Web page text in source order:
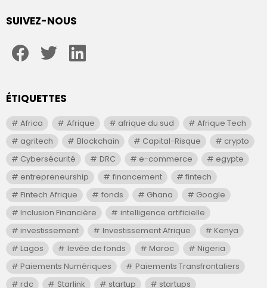
SUIVEZ-NOUS
ÉTIQUETTES
Africa Afrique afrique du sud
Afrique Tech
agritech
Blockchain Capital-Risque
crypto
Cybersécurité
DRC e-commerce
egypte
entrepreneurship
financement
fintech
Fintech Afrique
fonds Ghana
Google
Inclusion Financière
intelligence artificielle
investissement
Investissement Afrique
Kenya
Lagos
levée de fonds Maroc
Nigeria
Paiements Numériques
Paiements Transfrontaliers
rdc
Starlink startup startups